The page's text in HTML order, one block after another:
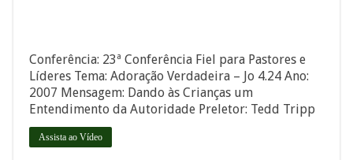
Conferência: 23ª Conferência Fiel para Pastores e
Líderes Tema: Adoração Verdadeira – Jo 4.24 Ano:
2007 Mensagem: Dando às Crianças um
Entendimento da Autoridade Preletor: Tedd Tripp
Assista ao Vídeo